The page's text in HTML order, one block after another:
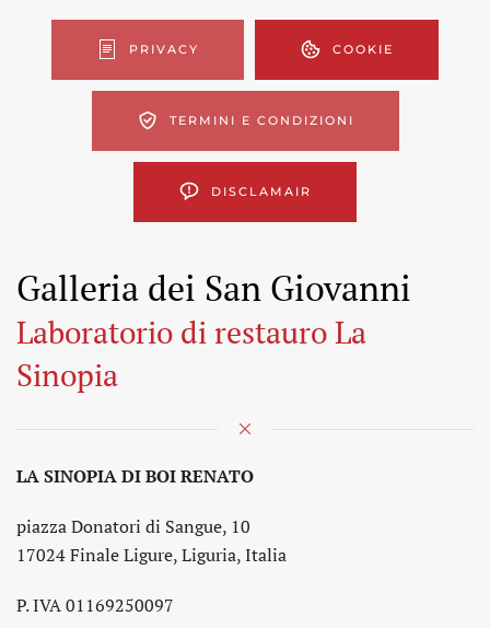
PRIVACY COOKIE
TERMINI E CONDIZIONI
DISCLAMAIR
Galleria dei San Giovanni
Laboratorio di restauro La
Sinopia
LA SINOPIA DI BOI RENATO
piazza Donatori di Sangue, 10
17024 Finale Ligure, Liguria, Italia
P. IVA 01169250097